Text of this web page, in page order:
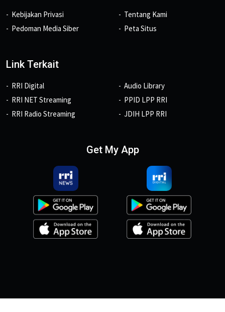
Kebijakan Privasi
Pedoman Media Siber
Tentang Kami
Peta Situs
Link Terkait
RRI Digital
RRI NET Streaming
RRI Radio Streaming
Audio Library
PPID LPP RRI
JDIH LPP RRI
Get My App